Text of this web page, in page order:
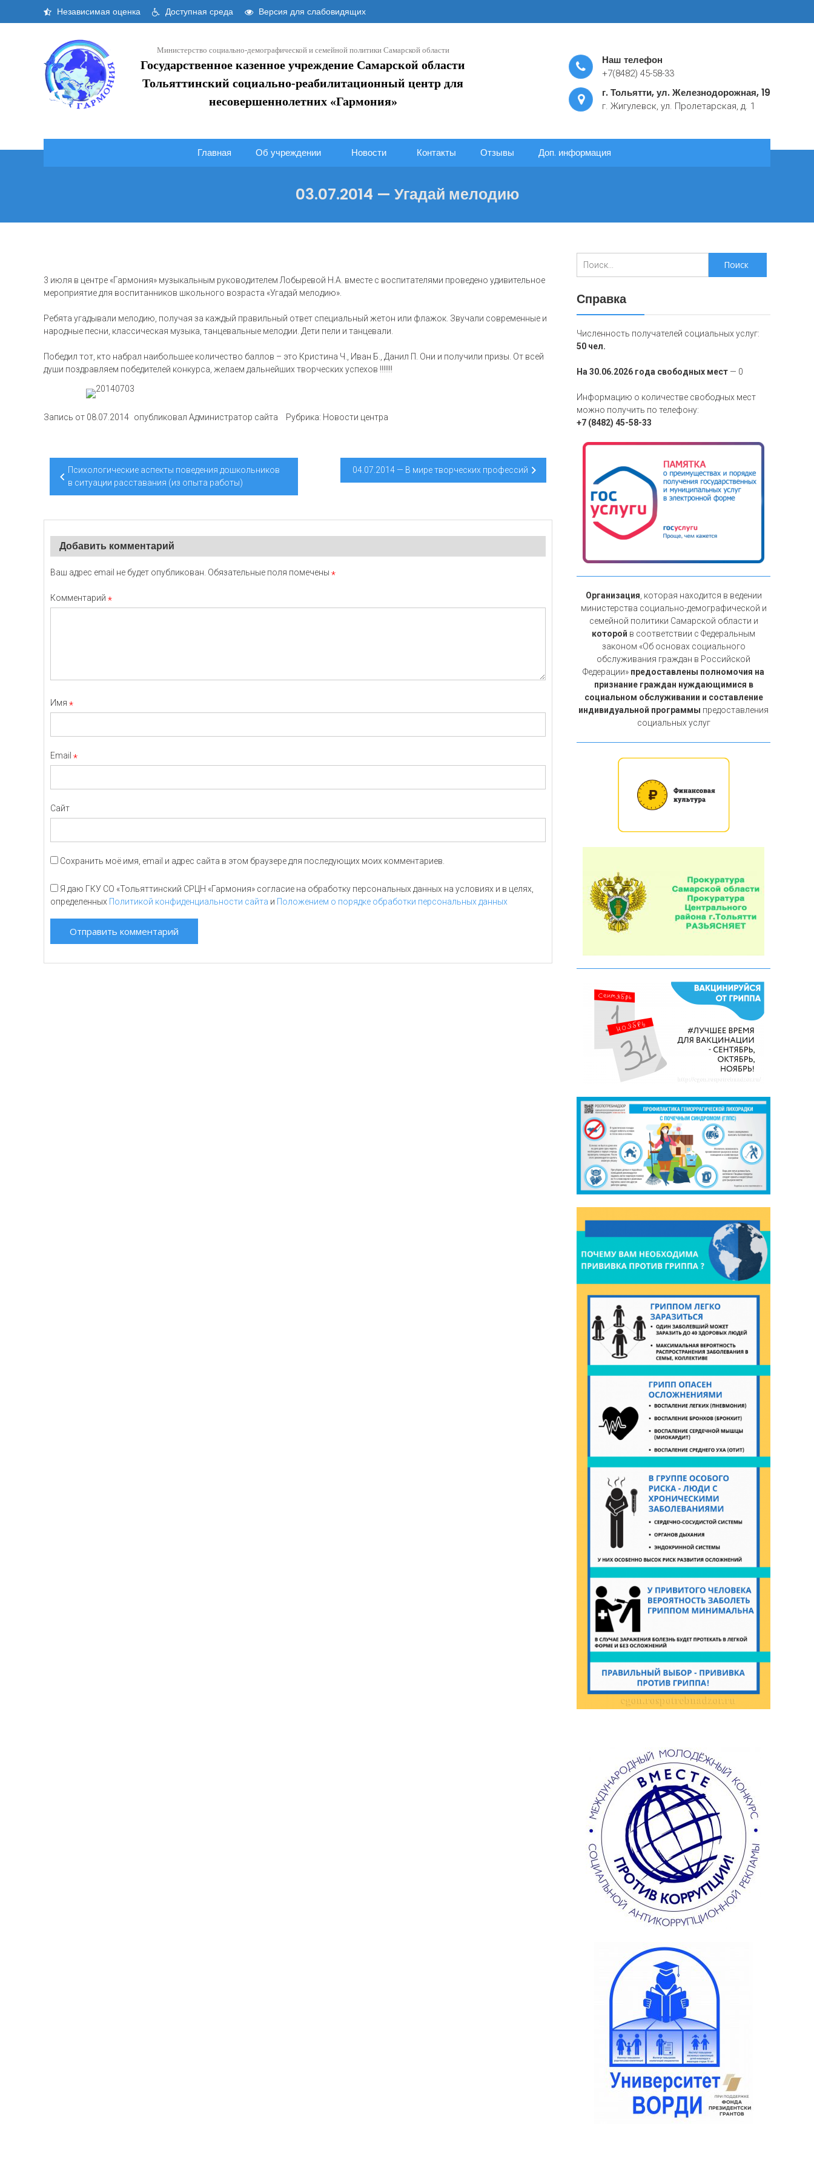
Независимая оценка Доступная среда Версия для слабовидящих
Министерство социально-демографической и семейной политики Самарской области
Государственное казенное учреждение Самарской области
Тольяттинский социально-реабилитационный центр для
несовершеннолетних «Гармония»
Наш телефон
+7(8482) 45-58-33
г. Тольятти, ул. Железнодорожная, 19
г. Жигулевск, ул. Пролетарская, д. 1
Главная Об учреждении Новости Контакты Отзывы Доп. информация
03.07.2014 — Угадай мелодию
3 июля в центре «Гармония» музыкальным руководителем Лобыревой Н.А. вместе с воспитателями проведено удивительное
мероприятие для воспитанников школьного возраста «Угадай мелодию».
Ребята угадывали мелодию, получая за каждый правильный ответ специальный жетон или флажок. Звучали современные и
народные песни, классическая музыка, танцевальные мелодии. Дети пели и танцевали.
Победил тот, кто набрал наибольшее количество баллов – это Кристина Ч., Иван Б., Данил П. Они и получили призы. От всей
души поздравляем победителей конкурса, желаем дальнейших творческих успехов !!!!!!!
Запись от 08.07.2014 опубликовал Администратор сайта Рубрика: Новости центра
Навигация
Психологические аспекты поведения дошкольников
в ситуации расставания (из опыта работы)
04.07.2014 — В мире творческих профессий
Добавить комментарий
Ваш адрес email не будет опубликован. Обязательные поля помечены *
Комментарий *
Имя *
Email *
Сайт
Сохранить моё имя, email и адрес сайта в этом браузере для последующих моих комментариев.
Я даю ГКУ СО «Тольяттинский СРЦН «Гармония» согласие на обработку персональных данных на условиях и в целях,
определенных Политикой конфиденциальности сайта и Положением о порядке обработки персональных данных
для:
Справка
Численность получателей социальных услуг:
50 чел.
На 30.06.2026 года свободных мест — 0
Информацию о количестве свободных мест
можно получить по телефону:
+7 (8482) 45-58-33
Организация , которая находится в ведении
министерства социально-демографической и
семейной политики Самарской области и
которой в соответствии с Федеральным
законом «Об основах социального
обслуживания граждан в Российской
Федерации» предоставлены полномочия на
признание граждан нуждающимися в
социальном обслуживании и составление
индивидуальной программы предоставления
социальных услуг